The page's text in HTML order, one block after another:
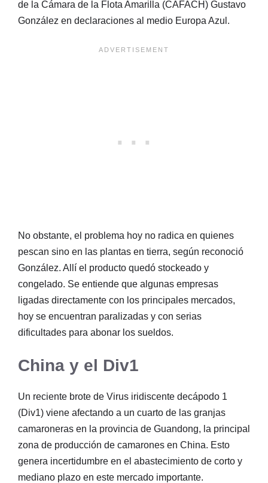
de la Cámara de la Flota Amarilla (CAFACH) Gustavo
González en declaraciones al medio Europa Azul.
No obstante, el problema hoy no radica en quienes
pescan sino en las plantas en tierra, según reconoció
González. Allí el producto quedó stockeado y
congelado. Se entiende que algunas empresas
ligadas directamente con los principales mercados,
hoy se encuentran paralizadas y con serias
dificultades para abonar los sueldos.
China y el Div1
Un reciente brote de Virus iridiscente decápodo 1
(Div1) viene afectando a un cuarto de las granjas
camaroneras en la provincia de Guandong, la principal
zona de producción de camarones en China. Esto
genera incertidumbre en el abastecimiento de corto y
mediano plazo en este mercado importante.